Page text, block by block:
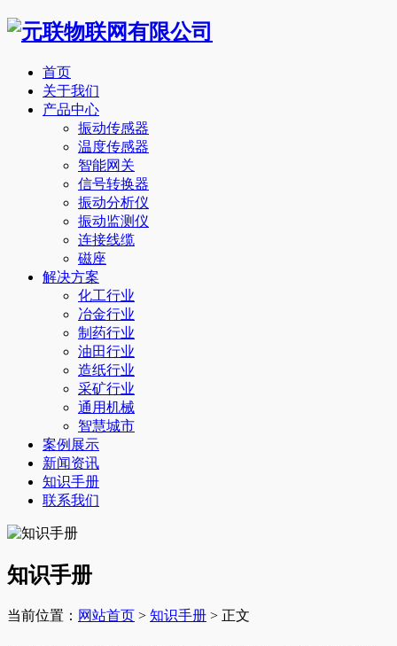
首页
关于我们
产品中心
振动传感器
温度传感器
智能网关
信号转换器
振动分析仪
振动监测仪
连接线缆
磁座
解决方案
化工行业
冶金行业
制药行业
油田行业
造纸行业
采矿行业
通用机械
智慧城市
案例展示
新闻资讯
知识手册
联系我们
知识手册
当前位置： 网站首页 > 知识手册 > 正文